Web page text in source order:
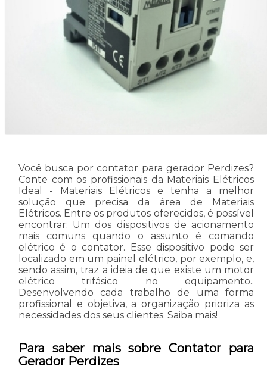
Você busca por contator para gerador Perdizes?
Conte com os profissionais da Materiais Elétricos
Ideal - Materiais Elétricos e tenha a melhor
solução que precisa da área de Materiais
Elétricos. Entre os produtos oferecidos, é possível
encontrar: Um dos dispositivos de acionamento
mais comuns quando o assunto é comando
elétrico é o contator. Esse dispositivo pode ser
localizado em um painel elétrico, por exemplo, e,
sendo assim, traz a ideia de que existe um motor
elétrico trifásico no equipamento..
Desenvolvendo cada trabalho de uma forma
profissional e objetiva, a organização prioriza as
necessidades dos seus clientes. Saiba mais!
Para saber mais sobre Contator para
Gerador Perdizes